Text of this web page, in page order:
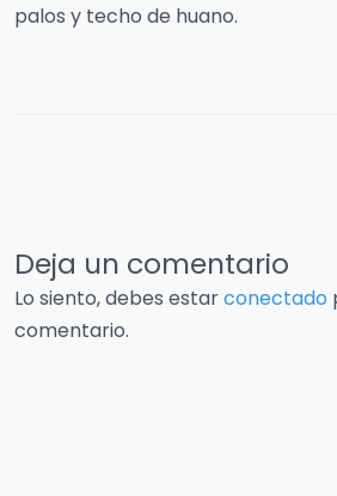
palos y techo de huano.
Deja un comentario
Lo siento, debes estarconectado
comentario.